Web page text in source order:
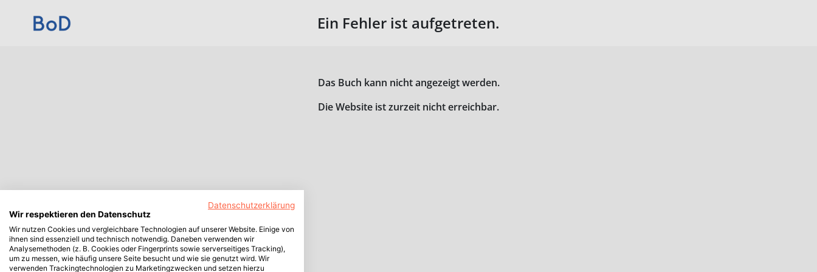
Ein Fehler ist aufgetreten.
Das Buch kann nicht angezeigt werden.
Die Website ist zurzeit nicht erreichbar.
Datenschutzerklärung
Wir respektieren den Datenschutz
Wir nutzen Cookies und vergleichbare Technologien auf unserer Website. Einige von
ihnen sind essenziell und technisch notwendig. Daneben verwenden wir
Analysemethoden (z. B. Cookies oder Fingerprints sowie serverseitiges Tracking),
um zu messen, wie häufig unsere Seite besucht und wie sie genutzt wird. Wir
verwenden Trackingtechnologien zu Marketingzwecken und setzen hierzu